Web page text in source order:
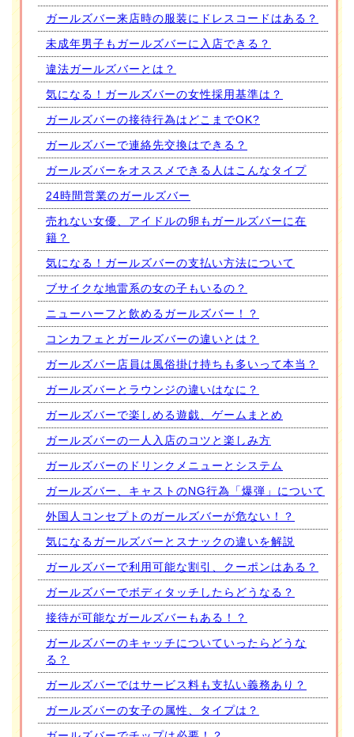
ガールズバー来店時の服装にドレスコードはある？
未成年男子もガールズバーに入店できる？
違法ガールズバーとは？
気になる！ガールズバーの女性採用基準は？
ガールズバーの接待行為はどこまでOK?
ガールズバーで連絡先交換はできる？
ガールズバーをオススメできる人はこんなタイプ
24時間営業のガールズバー
売れない女優、アイドルの卵もガールズバーに在
籍？
気になる！ガールズバーの支払い方法について
ブサイクな地雷系の女の子もいるの？
ニューハーフと飲めるガールズバー！？
コンカフェとガールズバーの違いとは？
ガールズバー店員は風俗掛け持ちも多いって本当？
ガールズバーとラウンジの違いはなに？
ガールズバーで楽しめる遊戯、ゲームまとめ
ガールズバーの一人入店のコツと楽しみ方
ガールズバーのドリンクメニューとシステム
ガールズバー、キャストのNG行為「爆弾」について
外国人コンセプトのガールズバーが危ない！？
気になるガールズバーとスナックの違いを解説
ガールズバーで利用可能な割引、クーポンはある？
ガールズバーでボディタッチしたらどうなる？
接待が可能なガールズバーもある！？
ガールズバーのキャッチについていったらどうな
る？
ガールズバーではサービス料も支払い義務あり？
ガールズバーの女子の属性、タイプは？